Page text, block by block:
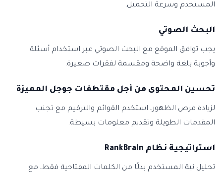
المستخدم وسرعة التحميل.
البحث الصوتي
يجب توافق الموقع مع البحث الصوتي عبر استخدام أسئلة
وأجوبة بلغة واضحة ومقسمة لفقرات صغيرة.
تحسين المحتوى من أجل مقتطفات جوجل المميزة
لزيادة فرص الظهور، استخدم القوائم والترقيم مع تجنب
المقدمات الطويلة وتقديم معلومات بسيطة.
استراتيجية نظام RankBrain
تحليل نية المستخدم بدلًا من الكلمات المفتاحية فقط، مع